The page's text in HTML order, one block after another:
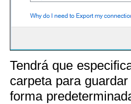
Tendrá que
carpeta para
forma